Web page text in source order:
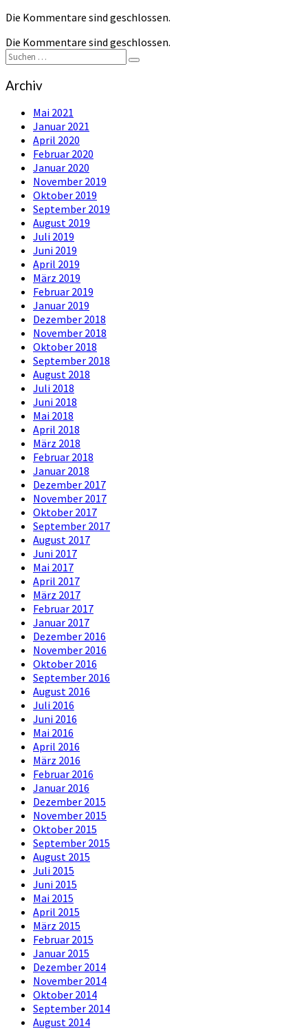
Die Kommentare sind geschlossen.
Die Kommentare sind geschlossen.
Suchen
nach:
Suchen
Archiv
Mai 2021
Januar 2021
April 2020
Februar 2020
Januar 2020
November 2019
Oktober 2019
September 2019
August 2019
Juli 2019
Juni 2019
April 2019
März 2019
Februar 2019
Januar 2019
Dezember 2018
November 2018
Oktober 2018
September 2018
August 2018
Juli 2018
Juni 2018
Mai 2018
April 2018
März 2018
Februar 2018
Januar 2018
Dezember 2017
November 2017
Oktober 2017
September 2017
August 2017
Juni 2017
Mai 2017
April 2017
März 2017
Februar 2017
Januar 2017
Dezember 2016
November 2016
Oktober 2016
September 2016
August 2016
Juli 2016
Juni 2016
Mai 2016
April 2016
März 2016
Februar 2016
Januar 2016
Dezember 2015
November 2015
Oktober 2015
September 2015
August 2015
Juli 2015
Juni 2015
Mai 2015
April 2015
März 2015
Februar 2015
Januar 2015
Dezember 2014
November 2014
Oktober 2014
September 2014
August 2014